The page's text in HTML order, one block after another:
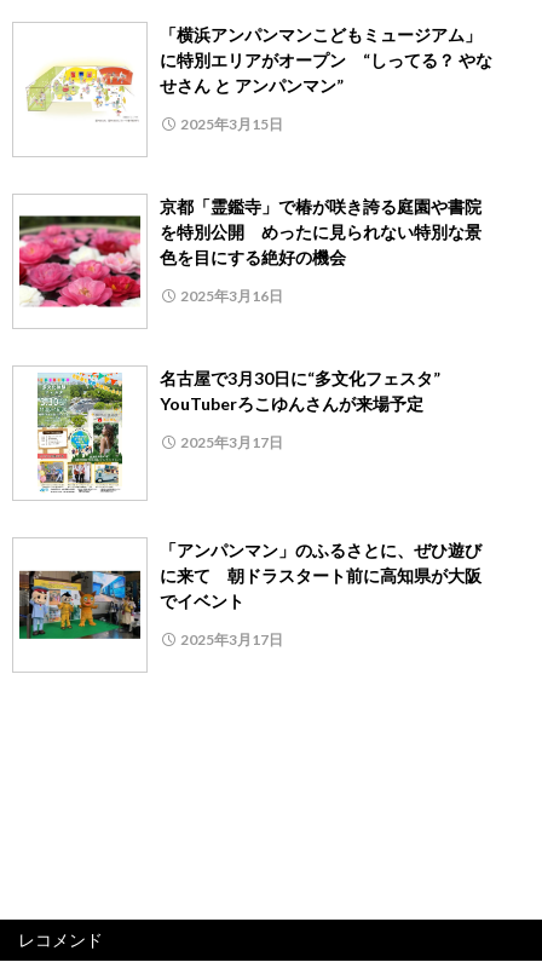
「横浜アンパンマンこどもミュージアム」
に特別エリアがオープン “しってる？ やな
せさん と アンパンマン”
2025年3月15日
京都「霊鑑寺」で椿が咲き誇る庭園や書院
を特別公開 めったに見られない特別な景
色を目にする絶好の機会
2025年3月16日
名古屋で3月30日に“多文化フェスタ”
YouTuberろこゆんさんが来場予定
2025年3月17日
「アンパンマン」のふるさとに、ぜひ遊び
に来て 朝ドラスタート前に高知県が大阪
でイベント
2025年3月17日
レコメンド